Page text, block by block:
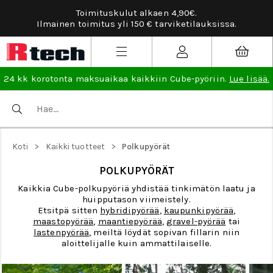
Toimituskulut alkaen 4,90€.
Ilmainen toimitus yli 150 € tarviketilauksissa.
24 kk korotonta maksuaikaa kaikkiin Cube-pyöriin. Lue lisää.
Koti > Kaikki tuotteet > Polkupyörät
POLKUPYÖRÄT
Kaikkia Cube-polkupyöriä yhdistää tinkimätön laatu ja
huipputason viimeistely.
Etsitpä sitten hybridipyörää, kaupunkipyörää,
maastopyörää, maantiepyörää,gravel-pyörää tai
lastenpyörää, meiltä löydät sopivan fillarin niin
aloittelijalle kuin ammattilaiselle.